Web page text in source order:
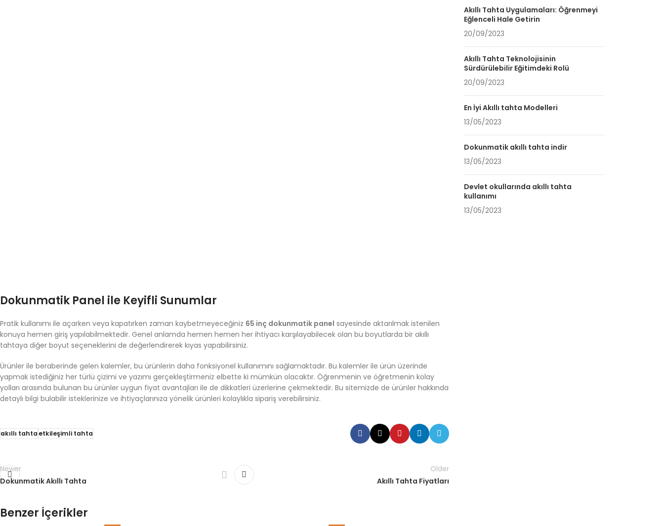
Dokunmatik Panel ile Keyifli Sunumlar
Pratik kullanımı ile açarken veya kapatırken zaman kaybetmeyeceğiniz 65 inç dokunmatik panel sayesinde aktarılmak istenilen
konuya hemen giriş yapılabilmektedir. Genel anlamda hemen hemen her ihtiyacı karşılayabilecek olan bu boyutlarda bir akıllı
tahtaya diğer boyut seçeneklerini de değerlendirerek kıyas yapabilirsiniz.
Ürünler ile beraberinde gelen kalemler, bu ürünlerin daha fonksiyonel kullanımını sağlamaktadır. Bu kalemler ile ürün üzerinde
yapmak istediğiniz her türlü çizimi ve yazımı gerçekleştirmeniz elbette ki mümkün olacaktır. Öğrenmenin ve öğretmenin kolay
yolları arasında bulunan bu ürünler uygun fiyat avantajları ile de dikkatleri üzerlerine çekmektedir. Bu sitemizde de ürünler hakkında
detaylı bilgi bulabilir isteklerinize ve ihtiyaçlarınıza yönelik ürünleri kolaylıkla sipariş verebilirsiniz.
akıllı tahtaetkileşimli tahta
Newer
Dokunmatik Akıllı Tahta
Older
Akıllı Tahta Fiyatları
Benzer İçerikler
Akıllı Tahta Uygulamaları: Öğrenmeyi
Eğlenceli Hale Getirin
20/09/2023
Akıllı Tahta Teknolojisinin
Sürdürülebilir Eğitimdeki Rolü
20/09/2023
En İyi Akıllı tahta Modelleri
13/05/2023
Dokunmatik akıllı tahta indir
13/05/2023
Devlet okullarında akıllı tahta
kullanımı
13/05/2023